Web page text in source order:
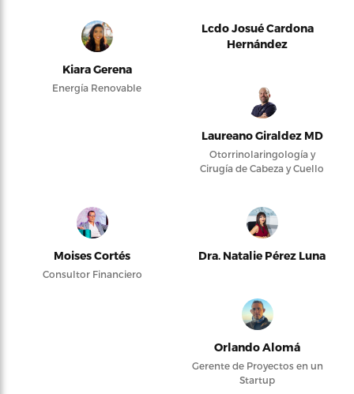
Kiara Gerena
Energía Renovable
Lcdo Josué Cardona
Hernández
Laureano Giraldez MD
Otorrinolaringología y
Cirugía de Cabeza y Cuello
Moises Cortés
Consultor Financiero
Dra. Natalie Pérez Luna
Orlando Alomá
Gerente de Proyectos en un
Startup